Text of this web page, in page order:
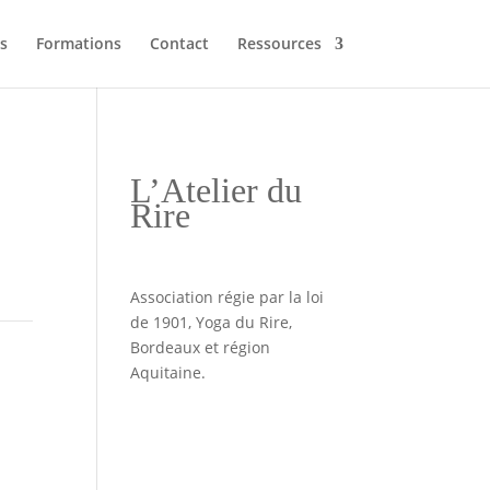
Formations Contact Ressources
L’Atelier du
Rire
Association régie par la loi
de 1901, Yoga du Rire,
Bordeaux et région
Aquitaine.